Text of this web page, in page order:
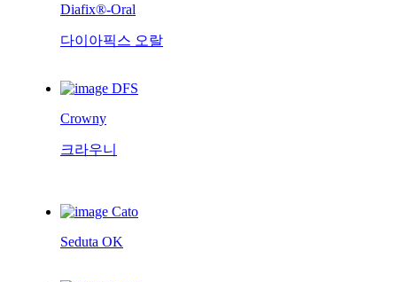
Diafix®-Oral
다이아픽스 오랄
DFS
Crowny
크라우니
Cato
Seduta OK